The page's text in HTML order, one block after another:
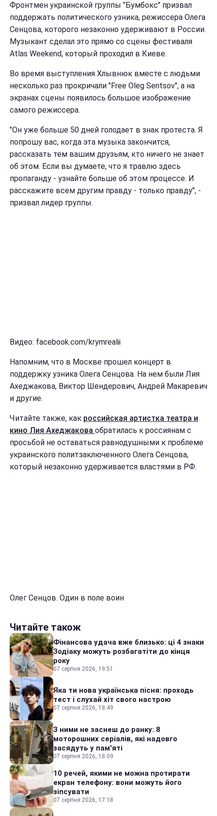
Фронтмен украинской группы "Бумбокс" призвал
поддержать политического узника, режиссера Олега
Сенцова, которого незаконно удерживают в России.
Музыкант сделал это прямо со сцены фестиваля
Atlas Weekend, который проходил в Киеве.
Во время выступления Хлывнюк вместе с людьми
несколько раз прокричали "Free Oleg Sentsov", а на
экранах сцены появилось большое изображение
самого режиссера.
"Он уже больше 50 дней голодает в знак протеста. Я
попрошу вас, когда эта музыка закончится,
рассказать тем вашим друзьям, кто ничего не знает
об этом. Если вы думаете, что я травлю здесь
пропаганду - узнайте больше об этом процессе. И
расскажите всем другим правду - только правду", -
призвал лидер группы.
Видео: facebook.com/krymrealii
Напомним, что в Москве прошел концерт в
поддержку узника Олега Сенцова. На нем были Лия
Ахеджакова, Виктор Шендерович, Андрей Макаревич
и другие.
Читайте также, как российская артистка театра и
кино Лия Ахеджакова обратилась к россиянам с
просьбой не оставаться равнодушными к проблеме
украинского политзаключенного Олега Сенцова,
который незаконно удерживается властями в РФ.
Олег Сенцов. Один в поле воин
Читайте також
Фінансова удача вже близько: ці 4 знаки
Зодіаку можуть розбагатіти до кінця
року
07 серпня 2026, 19:51
Яка ти нова українська пісня: проходь
тест і слухай хіт свого настрою
07 серпня 2026, 18:49
З ними не заснеш до ранку: 8
моторошних серіалів, які надовго
засядуть у пам'яті
07 серпня 2026, 18:09
10 речей, якими не можна протирати
екран телефону: вони можуть його
зіпсувати
07 серпня 2026, 17:18